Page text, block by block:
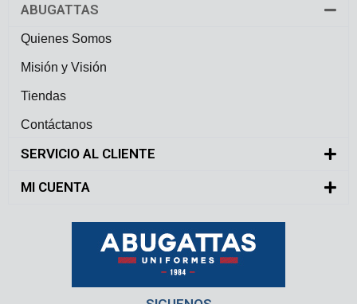
ABUGATTAS
Quienes Somos
Misión y Visión
Tiendas
Contáctanos
SERVICIO AL CLIENTE
MI CUENTA